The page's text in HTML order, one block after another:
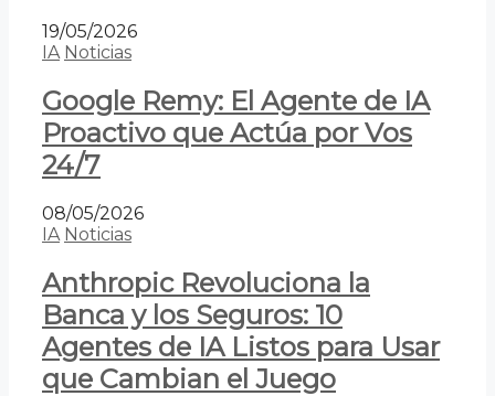
19/05/2026
IA Noticias
Google Remy: El Agente de IA
Proactivo que Actúa por Vos
24/7
08/05/2026
IA Noticias
Anthropic Revoluciona la
Banca y los Seguros: 10
Agentes de IA Listos para Usar
que Cambian el Juego